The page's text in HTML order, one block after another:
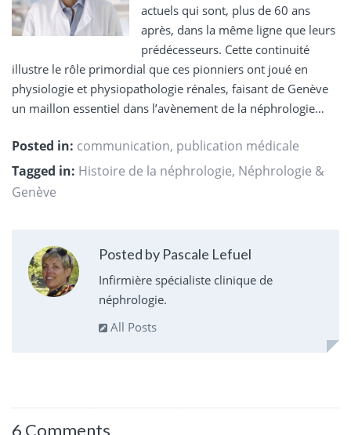
actuels qui sont, plus de 60 ans
après, dans la même ligne que leurs
prédécesseurs. Cette continuité
illustre le rôle primordial que ces pionniers ont joué en
physiologie et physiopathologie rénales, faisant de Genève
un maillon essentiel dans l’avènement de la néphrologie…
Posted in: communication, publication médicale
Tagged in: Histoire de la néphrologie, Néphrologie &
Genève
Posted by Pascale Lefuel
Infirmière spécialiste clinique de
néphrologie.
All Posts
6 Comments